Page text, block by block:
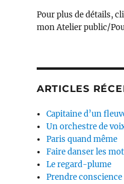
Pour plus de détails,
mon Atelier public/
ARTICLES
Capitaine d’un
Un orchestre de
Paris quand même
Faire danser les
Le regard-plume
Prendre